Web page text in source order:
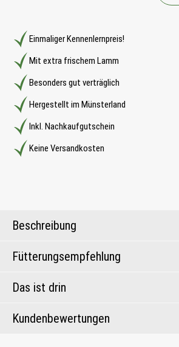
Einmaliger Kennenlernpreis!
Mit extra frischem Lamm
Besonders gut verträglich
Hergestellt im Münsterland
Inkl. Nachkaufgutschein
Keine Versandkosten
Beschreibung
Fütterungsempfehlung
Das ist drin
Kundenbewertungen